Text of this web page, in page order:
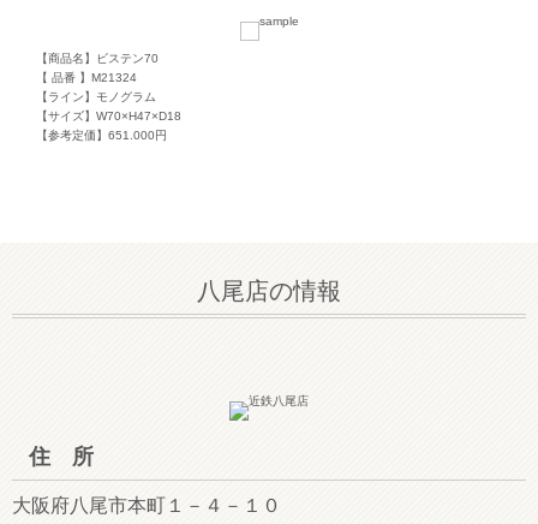
【商品名】ビステン70
【 品番 】M21324
【ライン】モノグラム
【サイズ】W70×H47×D18
【参考定価】651.000円
八尾店の情報
住 所
大阪府八尾市本町１－４－１０